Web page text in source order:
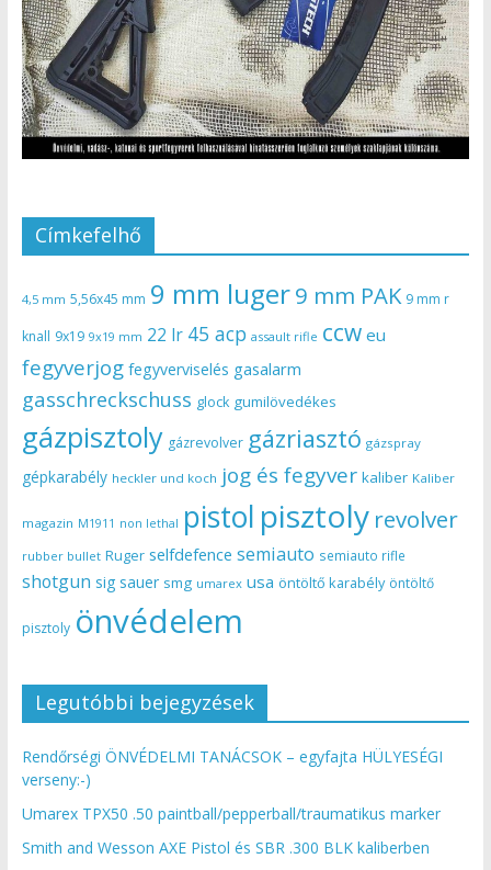
Címkefelhő
4,5 mm 5,56x45 mm 9 mm luger9 mm PAK 9 mm r
knall 9x19 9x19 mm 22 lr 45 acp assault rifle ccw eu
fegyverjog fegyverviselés gasalarm
gasschreckschuss glock gumilövedékes
gázpisztoly gázrevolver gázriasztó gázspray
gépkarabély heckler und koch jog és fegyver kaliber Kaliber
magazin M1911 non lethal pistol pisztoly revolver
rubber bullet Ruger selfdefence semiauto semiauto rifle
shotgun sig sauer smg umarex usa öntöltő karabély öntöltő
pisztoly önvédelem
Legutóbbi bejegyzések
Rendőrségi ÖNVÉDELMI TANÁCSOK – egyfajta HÜLYESÉGI
verseny:-)
Umarex TPX50 .50 paintball/pepperball/traumatikus marker
Smith and Wesson AXE Pistol és SBR .300 BLK kaliberben